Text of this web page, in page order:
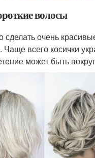
волосы
сделать очень
Чаще всего косички
может быть